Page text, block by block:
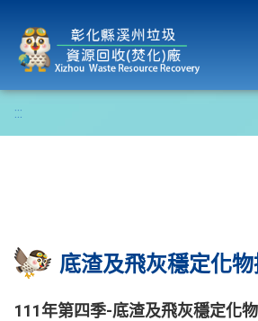
:::
底渣及飛灰穩定化
111年第四季-底渣及飛灰穩定化